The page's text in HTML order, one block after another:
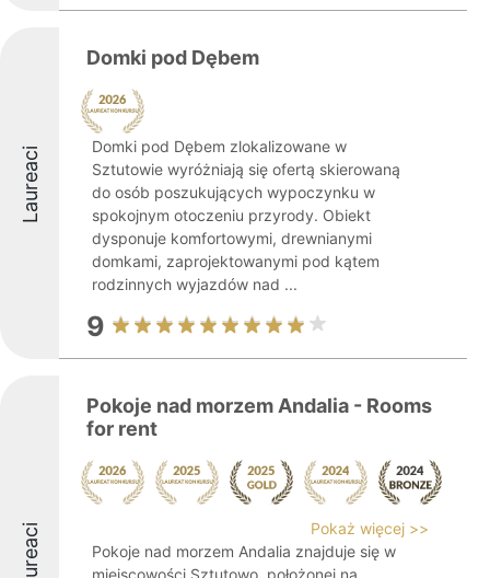
Laureaci
Domki pod Dębem
Domki pod Dębem zlokalizowane w
Sztutowie wyróżniają się ofertą skierowaną
do osób poszukujących wypoczynku w
spokojnym otoczeniu przyrody. Obiekt
dysponuje komfortowymi, drewnianymi
domkami, zaprojektowanymi pod kątem
rodzinnych wyjazdów nad ...
9
Laureaci
Pokoje nad morzem Andalia - Rooms
for rent
Pokaż więcej >>
Pokoje nad morzem Andalia znajduje się w
miejscowości Sztutowo, położonej na